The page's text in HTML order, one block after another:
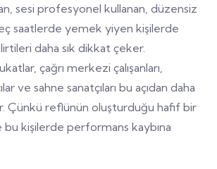
sesi profesyonel kullanan, düzensiz
saatlerde yemek yiyen kişilerde
daha sık dikkat çeker.
çağrı merkezi çalışanları,
ve sahne sanatçıları bu açıdan daha
Çünkü reflünün oluşturduğu hafif bir
bu kişilerde performans kaybına